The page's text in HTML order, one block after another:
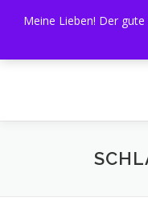
Meine Lieben! Der
Inhalt